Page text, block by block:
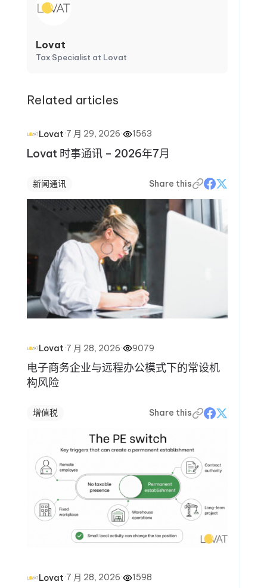
Lovat
Tax Specialist at Lovat
Related articles
Lovat·7 月 29, 2026· 1563
Lovat 时事通讯 – 2026年7月
新闻通讯 Share this
Lovat·7 月 28, 2026· 9079
电子商务企业与远程办公模式下的常设机
构风险
增值税 Share this
Lovat·7 月 28, 2026· 1598